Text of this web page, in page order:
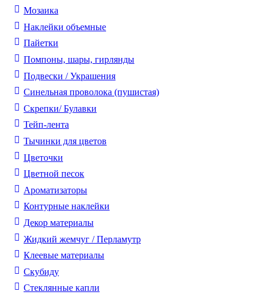
Мозаика
Наклейки объемные
Пайетки
Помпоны, шары, гирлянды
Подвески / Украшения
Синельная проволока (пушистая)
Скрепки/ Булавки
Тейп-лента
Тычинки для цветов
Цветочки
Цветной песок
Ароматизаторы
Контурные наклейки
Декор материалы
Жидкий жемчуг / Перламутр
Клеевые материалы
Скубиду
Стеклянные капли